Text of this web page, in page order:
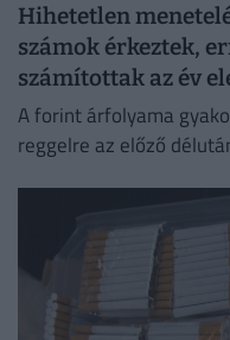
Hihetetlen
számok érkeztek,
számítottak az év
A forint árfolyama
reggelre az előző